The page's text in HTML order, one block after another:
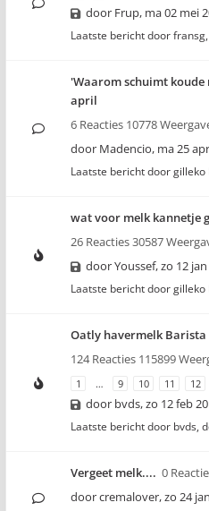
door Frup, ma 02 mei
Laatste bericht doorfransg,
'Waarom schuimt koude
april
6 Reacties 10778
door Madencio, ma 25
Laatste bericht doorgilleko
wat voor melk kannetje
26 Reacties 30587
doorYoussef,zo 12 jan
Laatste bericht doorgilleko
Oatly havermelk
124 Reacties 115899
1 … 9 10 11 12
door bvds,zo 12 feb
Laatste bericht door bvds,
Vergeet melk.... 0
doorcremalover,zo 24